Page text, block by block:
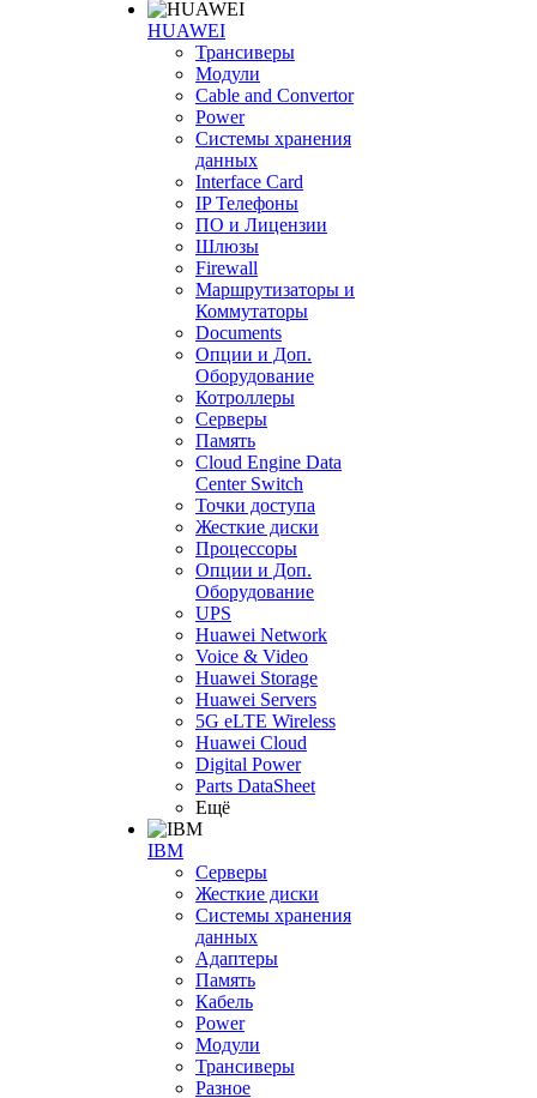
HUAWEI
Трансиверы
Модули
Cable and Convertor
Power
Системы хранения
данных
Interface Card
IP Телефоны
ПО и Лицензии
Шлюзы
Firewall
Маршрутизаторы и
Коммутаторы
Documents
Опции и Доп.
Оборудование
Котроллеры
Серверы
Память
Cloud Engine Data
Center Switch
Точки доступа
Жесткие диски
Процессоры
Опции и Доп.
Оборудование
UPS
Huawei Network
Voice & Video
Huawei Storage
Huawei Servers
5G eLTE Wireless
Huawei Cloud
Digital Power
Parts DataSheet
Ещё
IBM
Серверы
Жесткие диски
Системы хранения
данных
Адаптеры
Память
Кабель
Power
Модули
Трансиверы
Разное